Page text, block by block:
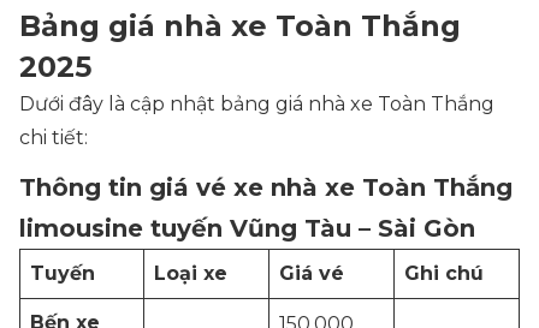
Bảng giá nhà xe Toàn Thắng
2025
Dưới đây là cập nhật bảng giá nhà xe Toàn Thắng
chi tiết:
Thông tin giá vé xe nhà xe Toàn Thắng
limousine tuyến Vũng Tàu – Sài Gòn
Tuyến Loại xe Giá vé Ghi chú
Bến xe